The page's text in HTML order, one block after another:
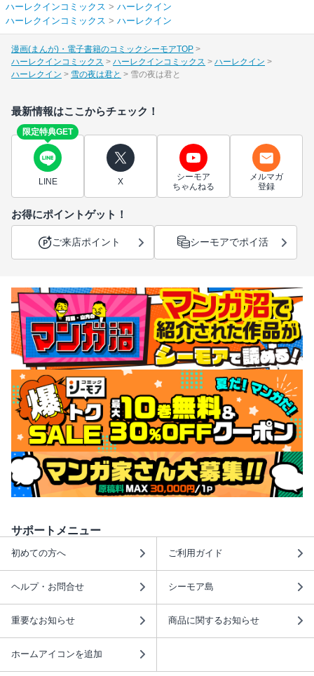
ハーレクインコミックス > ハーレクイン
ハーレクインコミックス > ハーレクイン
漫画(まんが)・電子書籍のコミックシーモアTOP
ハーレクインコミックス
ハーレクインコミックス
ハーレクイン
ハーレクイン
雪の夜は君と 雪の夜は君と
最新情報はここからチェック！
限定特典GET
LINE X
シーモア
ちゃんねる
メルマガ
登録
お得にポイントゲット！
ご来店ポイント シーモアでポイ活
サポートメニュー
初めての方へ ご利用ガイド
ヘルプ・お問合せ シーモア島
重要なお知らせ 商品に関するお知らせ
ホームアイコンを追加